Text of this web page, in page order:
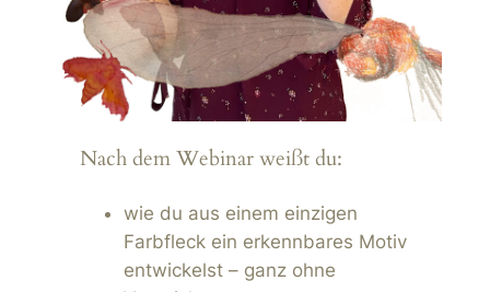
Nach dem Webinar weißt du:
wie du aus einem einzigen
Farbfleck ein erkennbares Motiv
entwickelst – ganz ohne